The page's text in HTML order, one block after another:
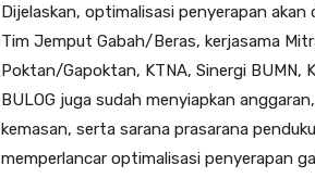
Dijelaskan, optimalisasi penyerapan
Tim Jemput Gabah/Beras, kerjasama
Poktan/Gapoktan, KTNA, Sinergi BUMN,
BULOG juga sudah menyiapkan
kemasan, serta sarana prasarana
memperlancar optimalisasi penyerapan